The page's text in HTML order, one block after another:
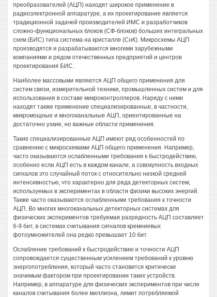
преобразователей (АЦП) находят широкое применение в
радиоэлектронной аппаратуре, а их проектирование является
традиционной задачей производителей ИМС и разработчиков
сложно-функциональных блоков (СФ-блоков) больших интегральных
схем (БИС) типа система на кристалле (СнК). Микросхемы АЦП
производятся и разрабатываются многими зарубежными
компаниями и рядом отечественных предприятий и центров
проектирования БИС.
Наиболее массовыми являются АЦП общего применения для
систем связи, измерительной техники, промышленных систем и для
использования в составе микроконтроллеров. Наряду с ними
находят также применение специализированные, в частности,
микромощные и многоканальные АЦП, ориентированные на
достаточно узкие, но важные области применения.
Такие специализированные АЦП имеют ряд особенностей по
сравнению с микросхемами АЦП общего применения. Например,
часто оказываются ослабленными требования к быстродействию,
особенно если АЦП есть в каждом канале, а совокупность входных
сигналов это случайный поток с относительно низкой средней
интенсивностью, что характерно для ряда детекторных систем,
используемых в экспериментах в области физики высоких энергий.
Также часто оказываются ослабленными требования к точности
АЦП. Во многих многоканальных детекторных системах для
физических экспериментов требуемая разрядность АЦП составляет
6-9 бит, в системах считывания сигналов кремниевых
фотоумножителей она редко превышает 10 бит.
Ослабление требований к быстродействию и точности АЦП
сопровождается существенным усилением требований к уровню
энергопотребления, который часто становится критически
значимым фактором при проектировании таких устройств.
Например, в аппаратуре для физических экспериментов при числе
каналов считывания более миллиона, лимит потребляемой